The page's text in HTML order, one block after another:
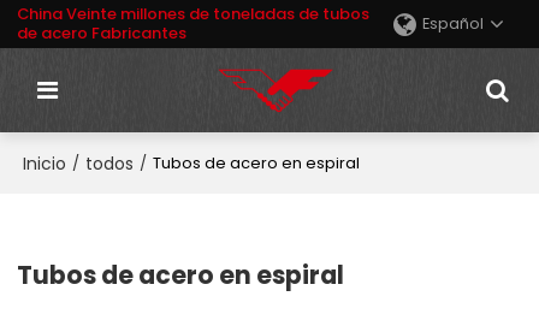
China Veinte millones de toneladas de tubos
de acero Fabricantes
Español
Inicio / todos / Tubos de acero en espiral
Tubos de acero en espiral